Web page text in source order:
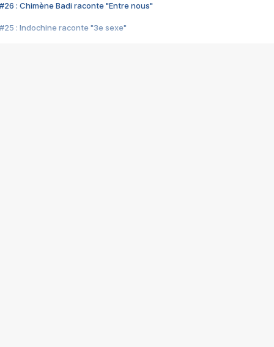
#26 : Chimène Badi raconte "Entre nous"
#25 : Indochine raconte "3e sexe"